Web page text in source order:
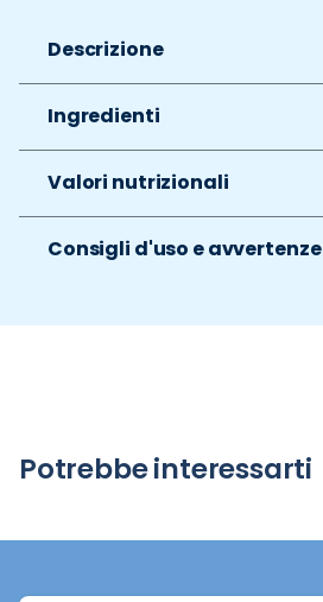
Descrizione
Ingredienti
Valori nutrizionali
Consigli d'uso e avvertenze
Potrebbe interessarti